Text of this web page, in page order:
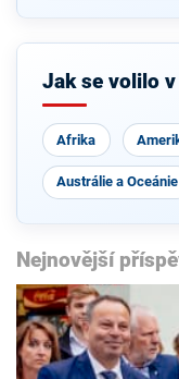
Jak se volilo
Afrika
Austrálie a Oceánie
Nejnovější